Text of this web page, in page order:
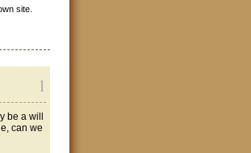
site.
1
be a will
can we